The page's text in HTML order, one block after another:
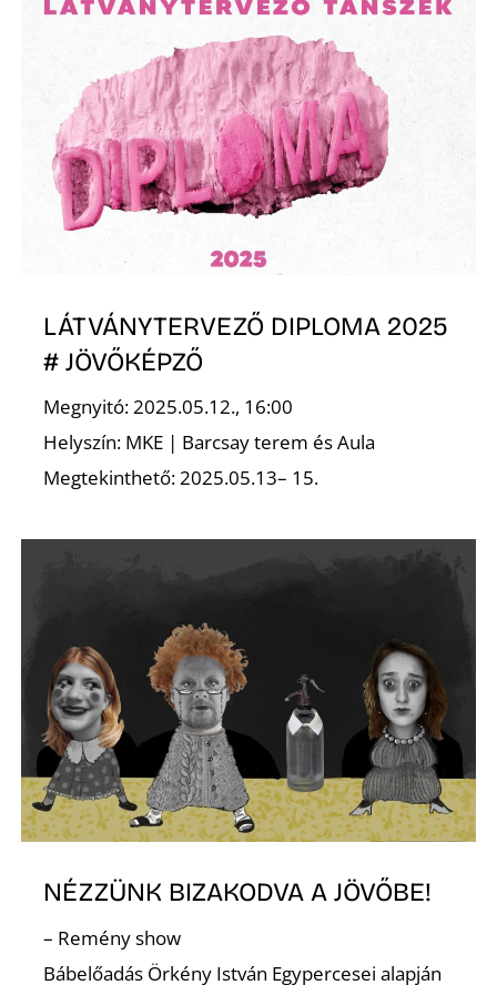
LÁTVÁNYTERVEZŐ DIPLOMA 2025
# JÖVŐKÉPZŐ
Megnyitó: 2025.05.12., 16:00
Helyszín: MKE | Barcsay terem és Aula
Megtekinthető: 2025.05.13– 15.
NÉZZÜNK BIZAKODVA A JÖVŐBE!
– Remény show
Bábelőadás Örkény István Egypercesei alapján